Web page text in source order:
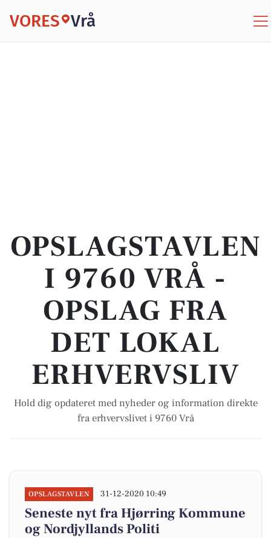
VORES Vrå
OPSLAGSTAVLEN
I 9760 VRÅ -
OPSLAG FRA
DET LOKAL
ERHVERVSLIV
Hold dig opdateret med nyheder og information direkte
fra erhvervslivet i 9760 Vrå
OPSLAGSTAVLEN 31-12-2020 10:49
Seneste nyt fra Hjørring Kommune
og Nordjyllands Politi